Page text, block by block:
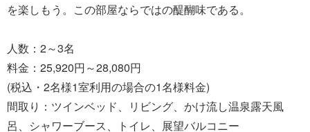
を楽しもう。この部屋ならではの醍醐味である。
人数：2～3名
料金：25,920円～28,080円
(税込・2名様1室利用の場合の1名様料金)
間取り：ツインベッド、リビング、かけ流し温泉露天風
呂、シャワーブース、トイレ、展望バルコニー